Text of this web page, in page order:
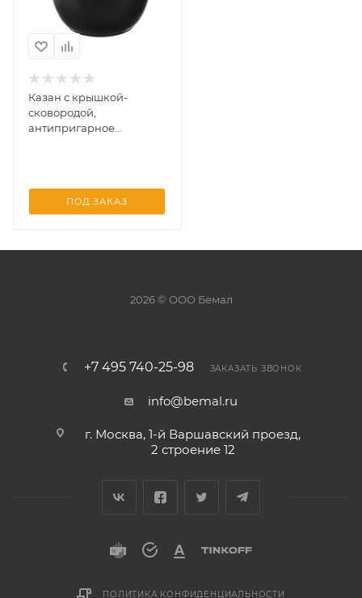
Казан с крышкой-
сковородой,
антипригарное
ПОД ЗАКАЗ
2026 © ООО Бемал
+7 495 740-25-98 ЗАКАЗАТЬ ЗВОНОК
info@bemal.ru
г. Москва, 1-й Варшавский проезд,
2 строение 12
ПОЛИТИКА КОНФИДЕНЦИАЛЬНОСТИ